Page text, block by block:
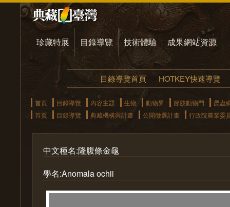
珍藏特展 目錄導覽 技術體驗 成果網站資源
目錄導覽首頁 HOTKEY快速導覽
首頁 目錄導覽 內容主題 生物 動物界 節肢動物門
昆蟲
首頁
目錄導覽 典藏機構與計畫 公開徵選計畫 行政院農業委
中文種名:隆腹條金龜
學名:Anomala ochii